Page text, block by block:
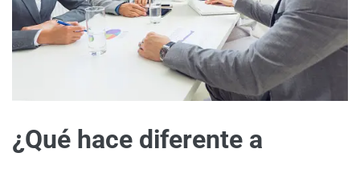
¿Qué hace diferente a